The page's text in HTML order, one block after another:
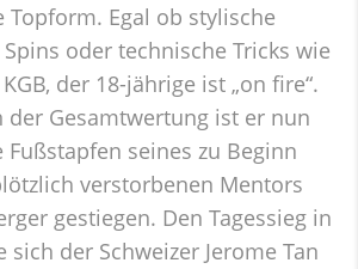
Topform. Egal ob stylische
oder technische Tricks wie
der 18-jährige ist „on fire“.
der Gesamtwertung ist er nun
seines zu Beginn
verstorbenen Mentors
gestiegen. Den Tagessieg in
sich der Schweizer Jerome Tan